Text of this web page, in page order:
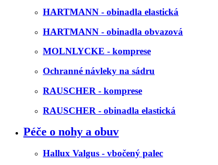
HARTMANN - obinadla elastická
HARTMANN - obinadla obvazová
MOLNLYCKE - komprese
Ochranné návleky na sádru
RAUSCHER - komprese
RAUSCHER - obinadla elastická
Péče o nohy a obuv
Hallux Valgus - vbočený palec